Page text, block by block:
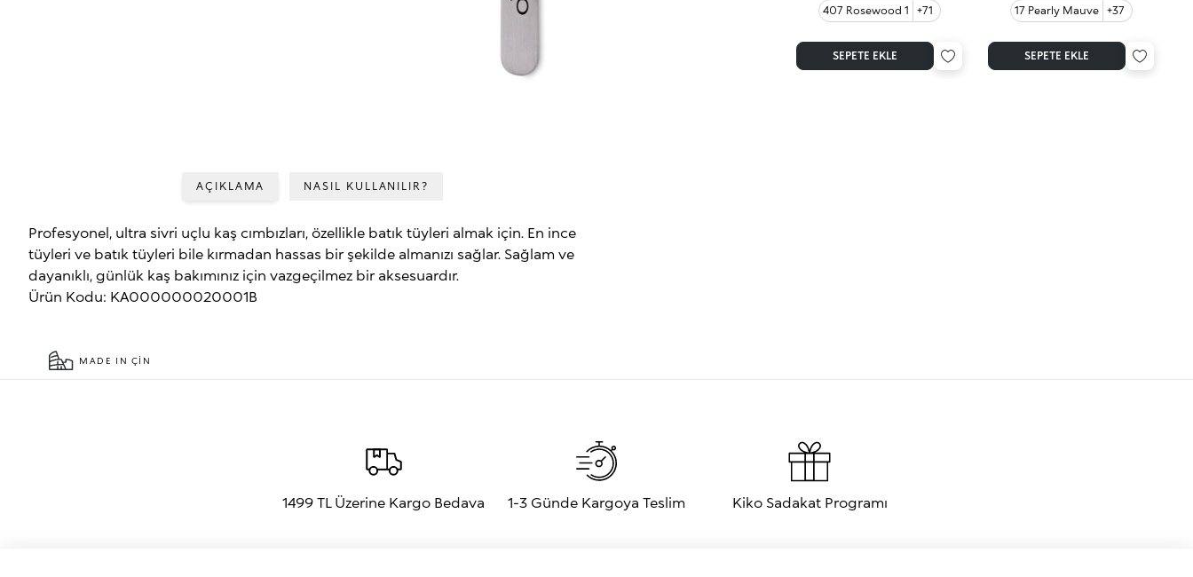
407 Rosewood 1 +71
SEPETE EKLE
17 Pearly Mauve +37
SEPETE EKLE
AÇIKLAMA NASIL KULLANILIR?
Profesyonel, ultra sivri uçlu kaş cımbızları, özellikle batık tüyleri almak için. En ince
tüyleri ve batık tüyleri bile kırmadan hassas bir şekilde almanızı sağlar. Sağlam ve
dayanıklı, günlük kaş bakımınız için vazgeçilmez bir aksesuardır.
Ürün Kodu: KA000000020001B
MADE IN ÇIN
1499 TL Üzerine Kargo Bedava 1-3 Günde Kargoya Teslim Kiko Sadakat Programı